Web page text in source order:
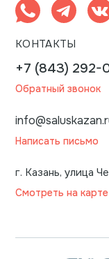
КОНТАКТЫ
+7 (843)
Обратный звонок
Написать письмо
г. Казань, улица
Смотреть на карте